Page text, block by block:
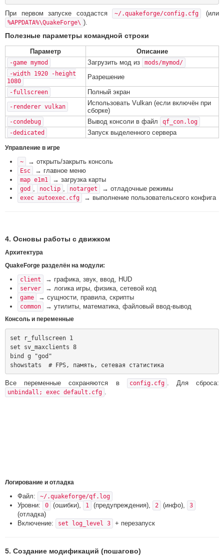
При первом запуске создастся ~/.quakeforge/config.cfg (или
%APPDATA%\QuakeForge\ ).
Полезные параметры командной строки
Параметр Описание
-game mymod Загрузить мод из
mods/mymod/
-width 1920 -height
1080
Разрешение
-fullscreen Полный экран
-renderer vulkan
Использовать Vulkan (если включён при
сборке)
-condebug Вывод консоли в файл
qf_con.log
-dedicated
Запуск выделенного сервера
Управление в игре
~
→ открыть/закрыть консоль
Esc → главное меню
map e1m1 → загрузка карты
god , noclip , notarget → отладочные режимы
exec autoexec.cfg → выполнение пользовательского конфига
4. Основы работы с движком
Архитектура
QuakeForge разделён на модули:
client
→ графика, звук, ввод, HUD
server → логика игры, физика, сетевой код
game → сущности, правила, скрипты
common → утилиты, математика, файловый ввод-вывод
Консоль и переменные
set r_fullscreen 1
set sv_maxclients 8
bind g "god"
showstats  # FPS, память, сетевая статистика
Все переменные сохраняются в config.cfg . Для сброса:
unbindall; exec default.cfg .
Логирование и отладка
Файл: ~/.quakeforge/qf.log
Уровни: 0 (ошибки), 1 (предупреждения), 2 (инфо), 3
(отладка)
Включение:
set log_level 3 + перезапуск
5. Создание модификаций (пошагово)